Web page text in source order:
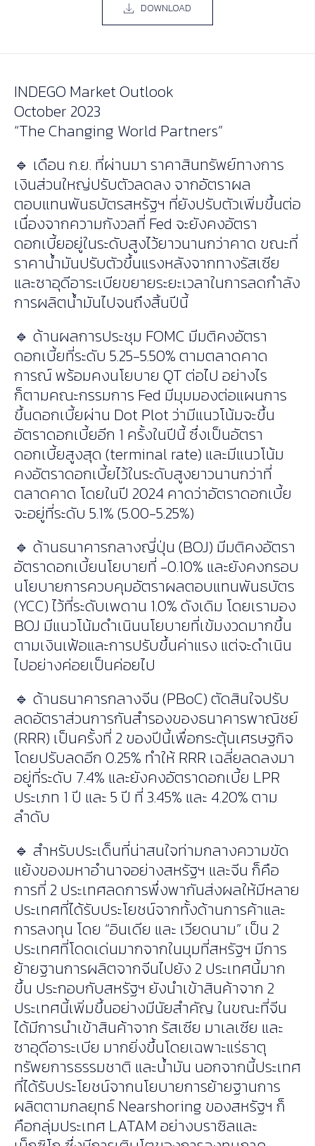
DOWNLOAD
INDEGO Market Outlook
October 2023
“The Changing World Partners”
🔹 เดือน ก.ย. ที่ผ่านมา ราคาสินทรัพย์ทางการ
เงินส่วนใหญ่ปรับตัวลดลง จากอัตราผล
ตอบแทนพันธบัตรสหรัฐฯ ที่ยังปรับตัวเพิ่มขึ้นต่อ
เนื่องจากความกังวลที่ Fed จะยังคงอัตรา
ดอกเบี้ยอยู่ในระดับสูงไว้ยาวนานกว่าคาด ขณะที่
ราคาน้ำมันปรับตัวขึ้นแรงหลังจากทางรัสเซีย
และซาอุดีอาระเบียขยายระยะเวลาในการลดกำลัง
การผลิตน้ำมันไปจนถึงสิ้นปีนี้
🔹 ด้านผลการประชุม FOMC มีมติคงอัตรา
ดอกเบี้ยที่ระดับ 5.25-5.50% ตามตลาดคาด
การณ์ พร้อมคงนโยบาย QT ต่อไป อย่างไร
ก็ตามคณะกรรมการ Fed มีมุมมองต่อแผนการ
ขึ้นดอกเบี้ยผ่าน Dot Plot ว่ามีแนวโน้มจะขึ้น
อัตราดอกเบี้ยอีก 1 ครั้งในปีนี้ ซึ่งเป็นอัตรา
ดอกเบี้ยสูงสุด (terminal rate) และมีแนวโน้ม
คงอัตราดอกเบี้ยไว้ในระดับสูงยาวนานกว่าที่
ตลาดคาด โดยในปี 2024 คาดว่าอัตราดอกเบี้ย
จะอยู่ที่ระดับ 5.1% (5.00-5.25%)
🔹 ด้านธนาคารกลางญี่ปุ่น (BOJ) มีมติคงอัตรา
อัตราดอกเบี้ยนโยบายที่ -0.10% และยังคงกรอบ
นโยบายการควบคุมอัตราผลตอบแทนพันธบัตร
(YCC) ไว้ที่ระดับเพดาน 1.0% ดังเดิม โดยเรามอง
BOJ มีแนวโน้มดำเนินนโยบายที่เข้มงวดมากขึ้น
ตามเงินเฟ้อและการปรับขึ้นค่าแรง แต่จะดำเนิน
ไปอย่างค่อยเป็นค่อยไป
🔹 ด้านธนาคารกลางจีน (PBoC) ตัดสินใจปรับ
ลดอัตราส่วนการกันสำรองของธนาคารพาณิชย์
(RRR) เป็นครั้งที่ 2 ของปีนี้เพื่อกระตุ้นเศรษฐกิจ
โดยปรับลดอีก 0.25% ทำให้ RRR เฉลี่ยลดลงมา
อยู่ที่ระดับ 7.4% และยังคงอัตราดอกเบี้ย LPR
ประเภท 1 ปี และ 5 ปี ที่ 3.45% และ 4.20% ตาม
ลำดับ
🔹 สำหรับประเด็นที่น่าสนใจท่ามกลางความขัด
แย้งของมหาอำนาจอย่างสหรัฐฯ และจีน ก็คือ
การที่ 2 ประเทศลดการพึ่งพากันส่งผลให้มีหลาย
ประเทศที่ได้รับประโยชน์จากทั้งด้านการค้าและ
การลงทุน โดย “อินเดีย และ เวียดนาม” เป็น 2
ประเทศที่โดดเด่นมากจากในมุมที่สหรัฐฯ มีการ
ย้ายฐานการผลิตจากจีนไปยัง 2 ประเทศนี้มาก
ขึ้น ประกอบกับสหรัฐฯ ยังนำเข้าสินค้าจาก 2
ประเทศนี้เพิ่มขึ้นอย่างมีนัยสำคัญ ในขณะที่จีน
ได้มีการนำเข้าสินค้าจาก รัสเซีย มาเลเซีย และ
ซาอุดีอาระเบีย มากยิ่งขึ้นโดยเฉพาะแร่ธาตุ
ทรัพยการธรรมชาติ และน้ำมัน นอกจากนี้ประเทศ
ที่ได้รับประโยชน์จากนโยบายการย้ายฐานการ
ผลิตตามกลยุทธ์ Nearshoring ของสหรัฐฯ ก็
คือกลุ่มประเทศ LATAM อย่างบราซิลและ